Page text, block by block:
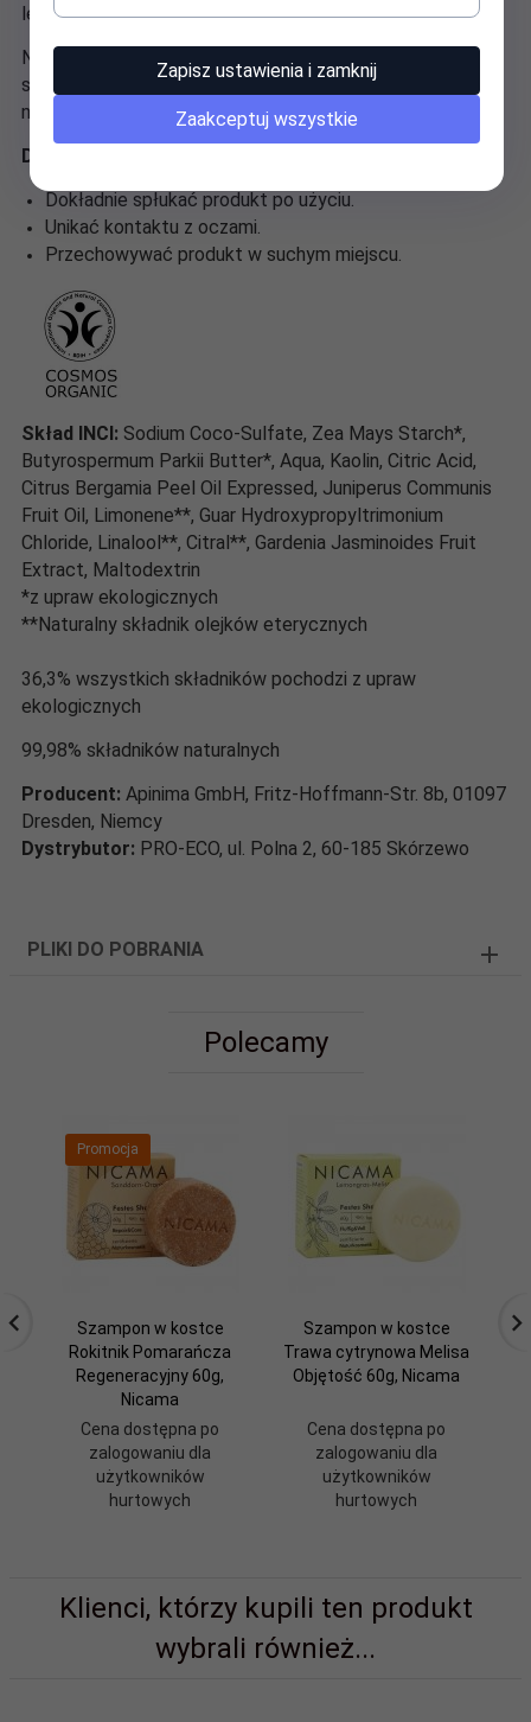
lepiej pienił.
Nasza rekomendacja: Po użyciu szampon przechowuj w
suchym miejscu. Dzięki temu będziesz mógł cieszyć się
nim dłużej.
Dodatkowe informacje o produkcie:
Dokładnie spłukać produkt po użyciu.
Unikać kontaktu z oczami.
Przechowywać produkt w suchym miejscu.
Skład INCI: Sodium Coco-Sulfate, Zea Mays Starch*,
Butyrospermum Parkii Butter*, Aqua, Kaolin, Citric Acid,
Citrus Bergamia Peel Oil Expressed, Juniperus Communis
Fruit Oil, Limonene**, Guar Hydroxypropyltrimonium
Chloride, Linalool**, Citral**, Gardenia Jasminoides Fruit
Extract, Maltodextrin
*z upraw ekologicznych
**Naturalny składnik olejków eterycznych
36,3% wszystkich składników pochodzi z upraw
ekologicznych
99,98% składników naturalnych
Producent: Apinima GmbH, Fritz-Hoffmann-Str. 8b, 01097
Dresden, Niemcy
Dystrybutor: PRO-ECO, ul. Polna 2, 60-185 Skórzewo
PLIKI DO POBRANIA
Polecamy
Promocja
Szampon w kostce
Rokitnik Pomarańcza
Regeneracyjny 60g,
Nicama
Cena dostępna po
zalogowaniu dla
użytkowników
hurtowych
Szampon w kostce
Trawa cytrynowa Melisa
Objętość 60g, Nicama
Cena dostępna po
zalogowaniu dla
użytkowników
hurtowych
Klienci, którzy kupili ten produkt
wybrali również...
Zapisz ustawienia i zamknij
Zaakceptuj wszystkie